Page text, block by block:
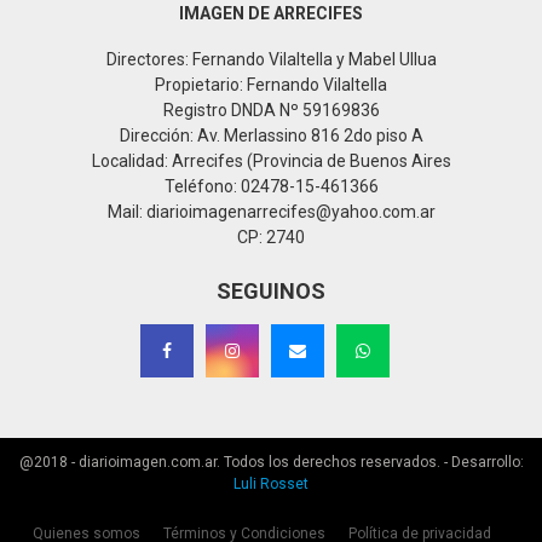
IMAGEN DE ARRECIFES
Directores: Fernando Vilaltella y Mabel Ullua
Propietario: Fernando Vilaltella
Registro DNDA Nº 59169836
Dirección: Av. Merlassino 816 2do piso A
Localidad: Arrecifes (Provincia de Buenos Aires
Teléfono: 02478-15-461366
Mail: diarioimagenarrecifes@yahoo.com.ar
CP: 2740
SEGUINOS
@2018 - diarioimagen.com.ar. Todos los derechos reservados. - Desarrollo:
Luli Rosset
Quienes somos Términos y Condiciones Política de privacidad